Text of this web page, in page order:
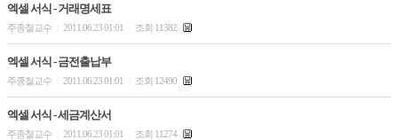
엑셀 서식 - 거래명세표
주종철교수 2011.06.23 01:01 조회 11382
엑셀 서식 - 금전출납부
주종철교수 2011.06.23 01:01 조회 12490
엑셀 서식 - 세금계산서
주종철교수 2011.06.23 01:01 조회 11274